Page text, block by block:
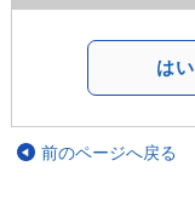
はい
前のページへ戻る